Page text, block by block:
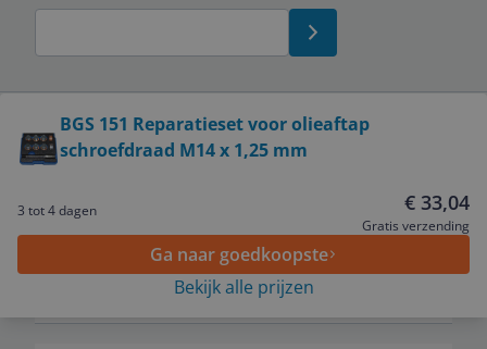
BGS 151 Reparatieset voor olieaftap
schroefdraad M14 x 1,25 mm
3 tot 4 dagen € 33,04
Gratis verzending
Ga naar goedkoopste
Bekijk alle prijzen
Service
Algemeen